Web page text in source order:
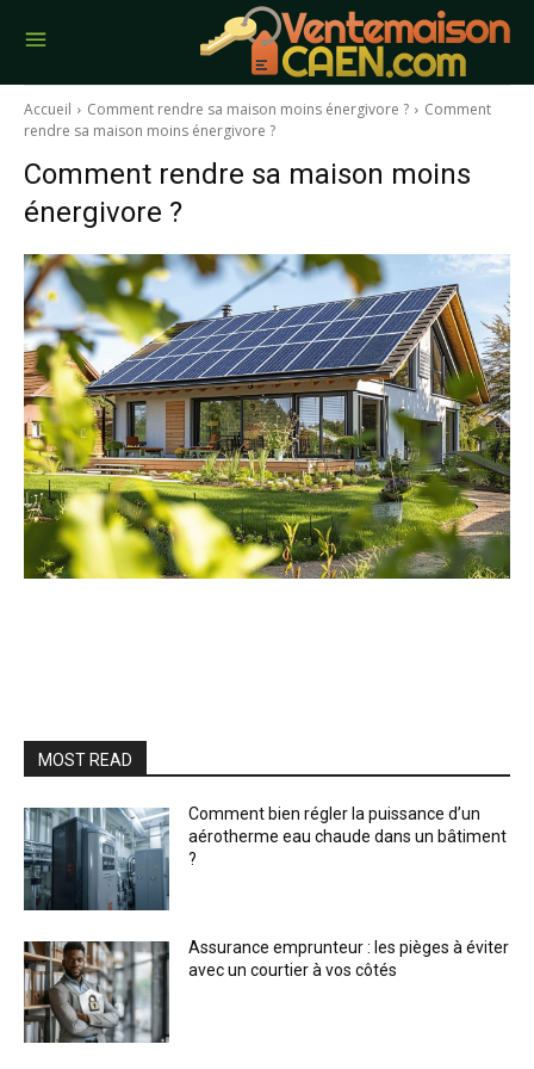
Accueil Comment rendre sa maison moins énergivore ?
Comment
rendre sa maison moins énergivore ?
Comment rendre sa maison moins
énergivore ?
MOST READ
Comment bien régler la puissance d’un
aérotherme eau chaude dans un bâtiment
?
Assurance emprunteur : les pièges à éviter
avec un courtier à vos côtés